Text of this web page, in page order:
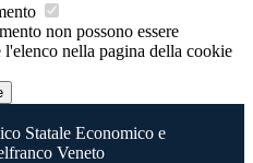
non possono essere
nella pagina della cookie
Statale Economico e
Veneto